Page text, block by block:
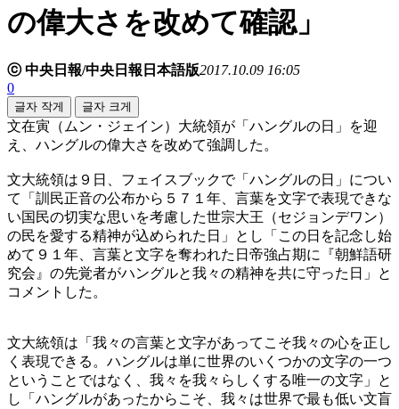
の偉大さを改めて確認」
ⓒ 中央日報/中央日報日本語版2017.10.09 16:05
0
글자 작게 글자 크게
文在寅（ムン・ジェイン）大統領が「ハングルの日」を迎
え、ハングルの偉大さを改めて強調した。
文大統領は９日、フェイスブックで「ハングルの日」につい
て「訓民正音の公布から５７１年、言葉を文字で表現できな
い国民の切実な思いを考慮した世宗大王（セジョンデワン）
の民を愛する精神が込められた日」とし「この日を記念し始
めて９１年、言葉と文字を奪われた日帝強占期に『朝鮮語研
究会』の先覚者がハングルと我々の精神を共に守った日」と
コメントした。
文大統領は「我々の言葉と文字があってこそ我々の心を正し
く表現できる。ハングルは単に世界のいくつかの文字の一つ
ということではなく、我々を我々らしくする唯一の文字」と
し「ハングルがあったからこそ、我々は世界で最も低い文盲